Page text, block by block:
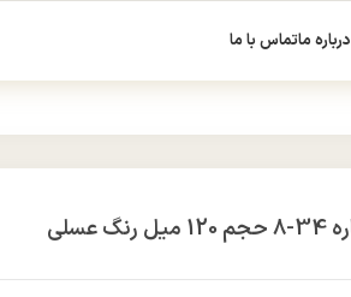
درباره ماتماس با ما
رنگ مو آوایی شماره 34-8 حجم 120 میل رنگ عسلی